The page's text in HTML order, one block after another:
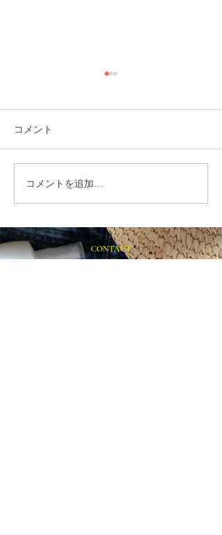
就労選択支援とは？B型利
用前に確認しておきたい
コメント
コメントを追加…
CONTACT